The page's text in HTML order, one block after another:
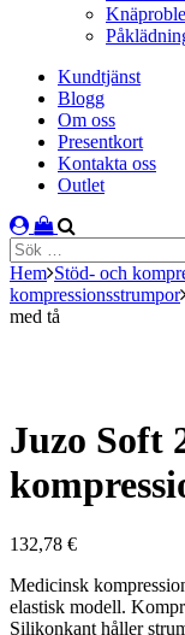
Kundtjänst
Blogg
Om oss
Presentkort
Kontakta oss
Outlet
Sök
efter:
Hem Stöd- och
kompressionsstrumpor
med tå
Juzo Soft
132,78 €
Medicinsk
elastisk modell.
Silikonkant håller